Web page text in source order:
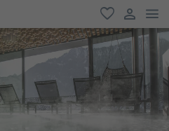
favoriti
user link